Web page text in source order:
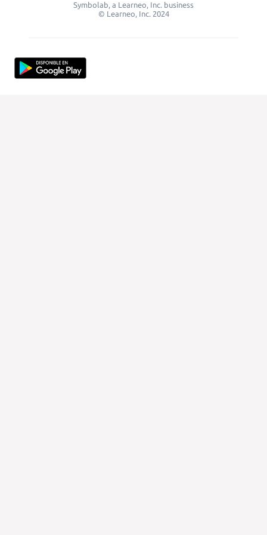
Symbolab, a Learneo, Inc. business
© Learneo, Inc. 2024